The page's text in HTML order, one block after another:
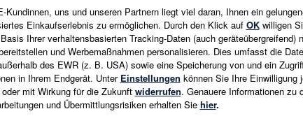
und aktuelle Trends,
Als Dankeschön
Abmeldung ist jederzeit in
E-Mail-Adresse eingeben
Es gelten die Datenschutzrichtlinien